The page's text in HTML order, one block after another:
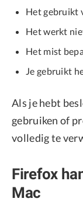
Het gebruikt
Het werkt
Het mist
Je gebruikt
Als je hebt
gebruiken of
volledig te
Firefox
Mac